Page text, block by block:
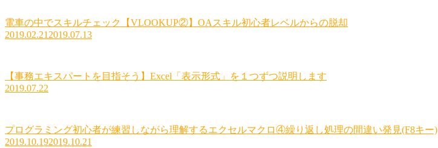
電車の中でスキルチェック【VLOOKUP②】OAスキル初心者レベルからの脱却
2019.02.21 2019.07.13
【事務エキスパートを目指そう】Excel「表示形式」を１つずつ説明します
2019.07.22
プログラミング初心者が練習しながら理解するエクセルマクロ④繰り返し処理の間違い発見(F8キー)
2019.10.192019.10.21